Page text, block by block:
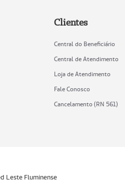
Clientes
Central do Beneficiário
Central de Atendimento
Loja de Atendimento
Fale Conosco
Cancelamento (RN 561)
Leste Fluminense